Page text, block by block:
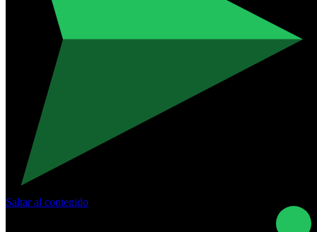
Saltar al contenido